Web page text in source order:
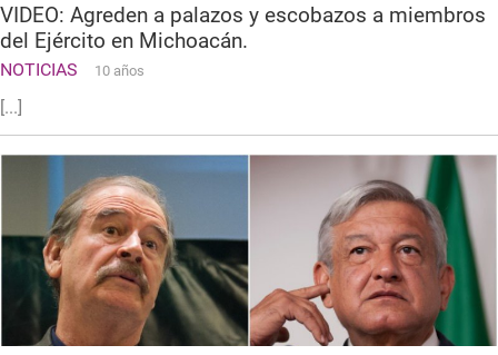
VIDEO: Agreden a palazos y escobazos a miembros
del Ejército en Michoacán.
NOTICIAS 10 años
[...]